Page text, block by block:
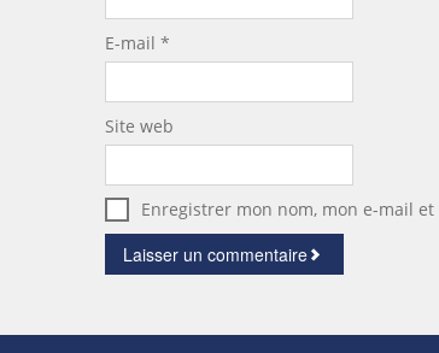
E-mail *
Site web
Enregistrer mon nom, mon e-mail